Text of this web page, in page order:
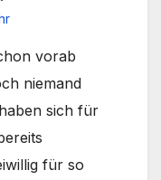
vorab
niemand
sich für
für so